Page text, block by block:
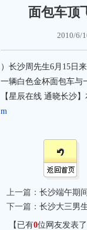
面包车顶
2010/6/
）长沙周先生6月15日
一辆白色金杯面包车与
【星辰在线 通晓长沙】
m
上一篇： 长沙端午期
下一篇： 长沙大三男
【已有0位网友发表